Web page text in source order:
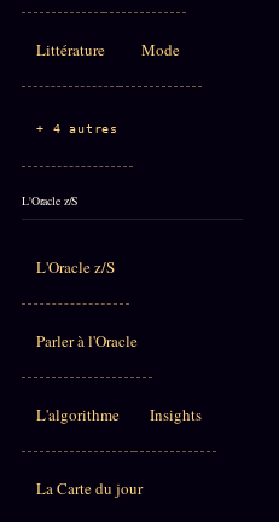
Littérature Mode
+ 4 autres
L'Oracle z/S
L'Oracle z/S
Parler à l'Oracle
L'algorithme Insights
La Carte du jour